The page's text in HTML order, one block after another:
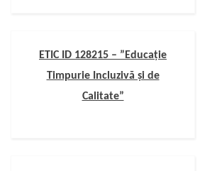
ETIC ID 128215 – ”Educație
Timpurie Incluzivă și de
Calitate”